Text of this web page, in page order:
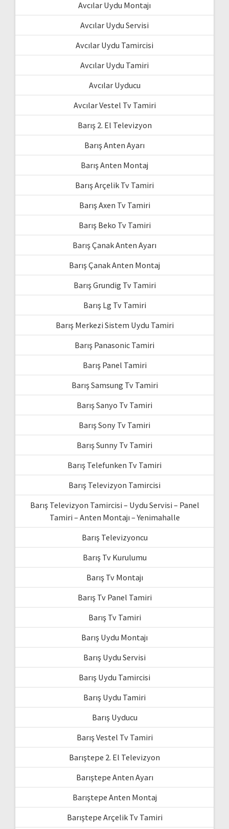
Avcılar Uydu Montajı
Avcılar Uydu Servisi
Avcılar Uydu Tamircisi
Avcılar Uydu Tamiri
Avcılar Uyducu
Avcılar Vestel Tv Tamiri
Barış 2. El Televizyon
Barış Anten Ayarı
Barış Anten Montaj
Barış Arçelik Tv Tamiri
Barış Axen Tv Tamiri
Barış Beko Tv Tamiri
Barış Çanak Anten Ayarı
Barış Çanak Anten Montaj
Barış Grundig Tv Tamiri
Barış Lg Tv Tamiri
Barış Merkezi Sistem Uydu Tamiri
Barış Panasonic Tamiri
Barış Panel Tamiri
Barış Samsung Tv Tamiri
Barış Sanyo Tv Tamiri
Barış Sony Tv Tamiri
Barış Sunny Tv Tamiri
Barış Telefunken Tv Tamiri
Barış Televizyon Tamircisi
Barış Televizyon Tamircisi – Uydu Servisi – Panel
Tamiri – Anten Montajı – Yenimahalle
Barış Televizyoncu
Barış Tv Kurulumu
Barış Tv Montajı
Barış Tv Panel Tamiri
Barış Tv Tamiri
Barış Uydu Montajı
Barış Uydu Servisi
Barış Uydu Tamircisi
Barış Uydu Tamiri
Barış Uyducu
Barış Vestel Tv Tamiri
Barıştepe 2. El Televizyon
Barıştepe Anten Ayarı
Barıştepe Anten Montaj
Barıştepe Arçelik Tv Tamiri